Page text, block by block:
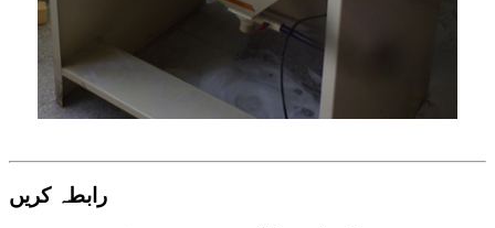
رابطہ کریں